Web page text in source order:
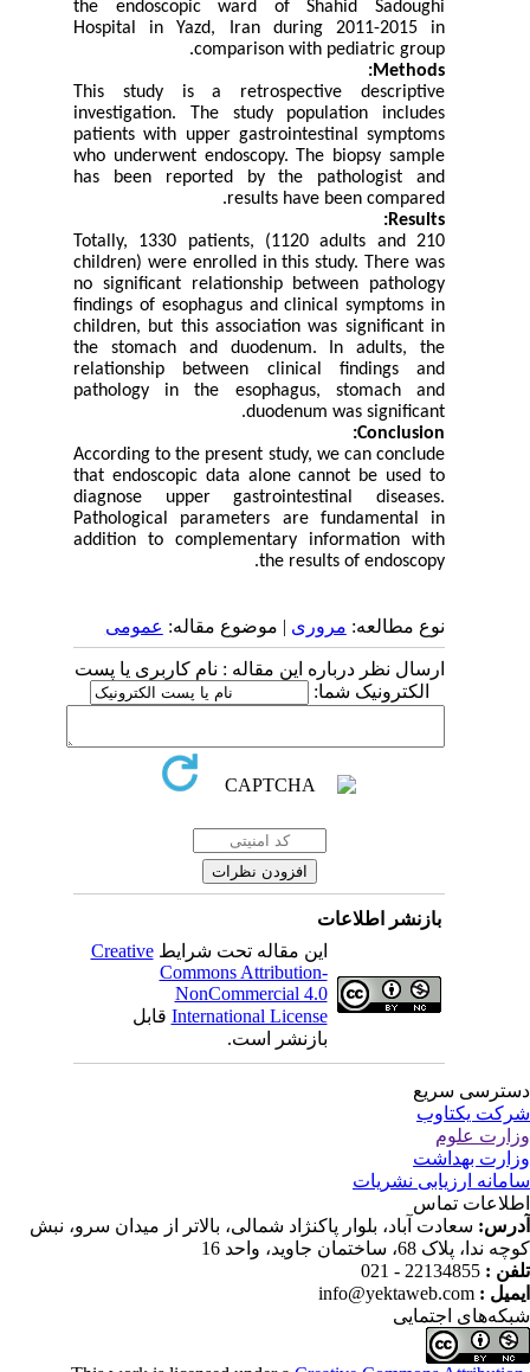
the endoscopic ward of Shahid Sadoughi
Hospital in Yazd, Iran during 2011-2015 in
comparison with pediatric group.
Methods:
This study is a retrospective descriptive
investigation. The study population includes
patients with upper gastrointestinal symptoms
who underwent endoscopy. The biopsy sample
has been reported by the pathologist and
results have been compared.
Results:
Totally, 1330 patients, (1120 adults and 210
children) were enrolled in this study. There was
no significant relationship between pathology
findings of esophagus and clinical symptoms in
children, but this association was significant in
the stomach and duodenum. In adults, the
relationship between clinical findings and
pathology in the esophagus, stomach and
duodenum was significant.
Conclusion:
According to the present study, we can conclude
that endoscopic data alone cannot be used to
diagnose upper gastrointestinal diseases.
Pathological parameters are fundamental in
addition to complementary information with
the results of endoscopy.
نوع مطالعه:مروری| موضوع مقاله:عمومى
ارسال نظر درباره این مقاله : نام کاربری یا پست
الکترونیک شما:
بازنشر اطلاعات
این مقاله تحت شرایطCreative
Commons Attribution-
NonCommercial 4.0
International Licenseقابل
بازنشر است.
سریع
یکتاوب
علوم
بهداشت
ارزیابی نشریات
تماس
سعادت آباد، بلوار پاکنژاد شمالی، بالاتر از میدان سرو، نبش
پلاک 68، ساختمان جاوید، واحد 16
:
22134855 - 021
:
info@yektaweb.com
اجتمایی